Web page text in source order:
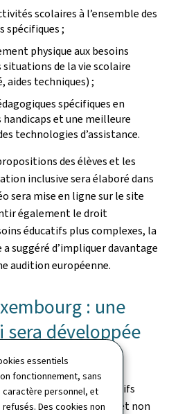
essentiels
fonctionnement, sans
caractère personnel, et
Des cookies non
scolaires à l’ensemble des
spécifiques ;
physique aux besoins
de la vie scolaire
techniques) ;
spécifiques en
et une meilleure
technologies d’assistance.
des élèves et les
inclusive sera élaboré dans
sera mise en ligne sur le site
également le droit
éducatifs plus complexes, la
suggéré d’impliquer davantage
audition européenne.
: une
sera développée
élèves à besoins éducatifs
régulier est la règle, et non